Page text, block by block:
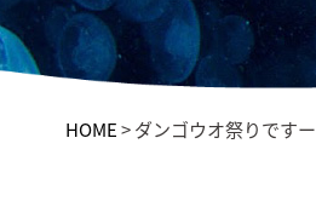
HOME>ダンゴウオ祭りですー